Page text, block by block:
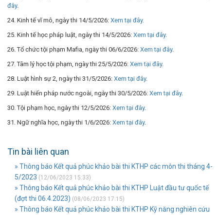
đây.
24. Kinh tế vĩ mô, ngày thi 14/5/2026: Xem tại đây.
25. Kinh tế học pháp luật, ngày thi 14/5/2026: Xem tại đây.
26. Tổ chức tội phạm Mafia, ngày thi 06/6/2026: Xem tại đây.
27. Tâm lý học tội phạm, ngày thi 25/5/2026: Xem tại đây.
28. Luật hình sự 2, ngày thi 31/5/2026: Xem tại đây.
29. Luật hiến pháp nước ngoài, ngày thi 30/5/2026: Xem tại đây.
30. Tội phạm học, ngày thi 12/5/2026: Xem tại đây.
31. Ngữ nghĩa học, ngày thi 1/6/2026: Xem tại đây.
Tin bài liên quan
» Thông báo Kết quả phúc khảo bài thi KTHP các môn thi tháng 4-
5/2023 (12/06/2023 15:33)
» Thông báo Kết quả phúc khảo bài thi KTHP Luật đầu tư quốc tế
(đợt thi 06.4.2023) (08/06/2023 17:15)
» Thông báo Kết quả phúc khảo bài thi KTHP Kỹ năng nghiên cứu